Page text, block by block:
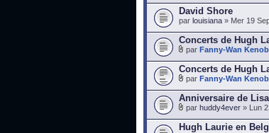
David Shore
par louisiana » Mer 19
Concerts de Hugh
par Fanny-Wan
Concerts de Hugh
par Fanny-Wan
Anniversaire de
par huddy4ever » Lun
Hugh Laurie en